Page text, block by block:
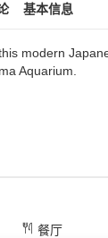
基本信息
modern
Aquarium.
餐厅